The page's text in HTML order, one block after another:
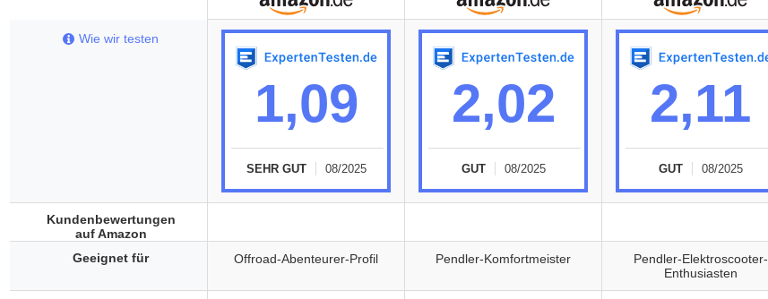
1,09
SEHR GUT 08/2025
2,02
GUT 08/2025
2,11
GUT 08/2025
Offroad-Abenteurer-Profil Pendler-Komfortmeister
Pendler-Elektroscooter-
Enthusiasten
Wie wir testen
Kundenbewertungen
auf Amazon
Geeignet für